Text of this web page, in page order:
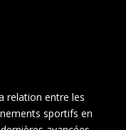
relation entre les
sportifs en